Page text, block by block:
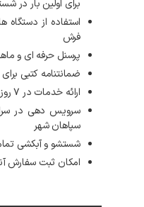
برای اولین بار در
استفاده از
فرش
پرسنل حرفه ای و
ضمانتنامه کتبی
ارائه خدمات در ۷ روز هفته، حتی روزهای تعطیل رسمی
سرویس دهی در
سپاهان شهر
شستشو و آبکشی
امکان ثبت سفارش آنلاین در ۲۴